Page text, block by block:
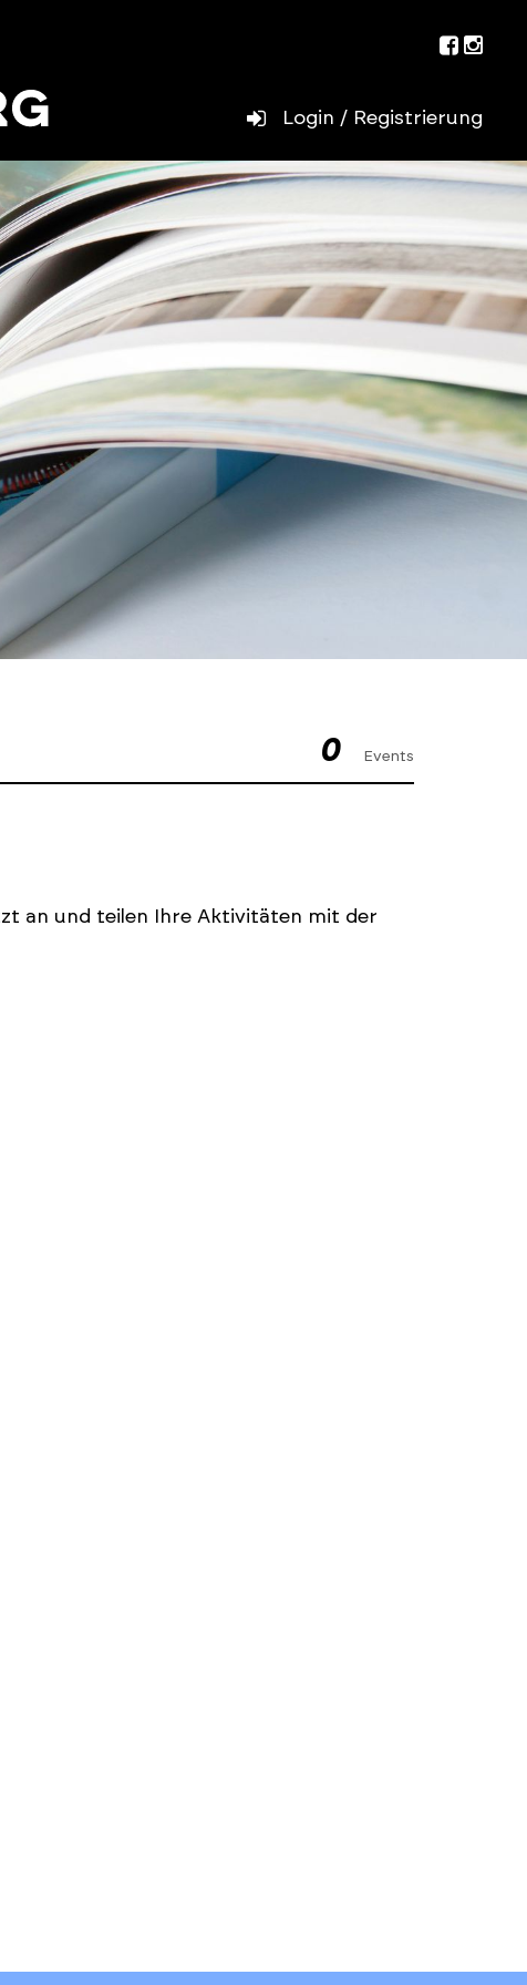
Login / Registrierung
0 Events
an und teilen Ihre Aktivitäten mit der